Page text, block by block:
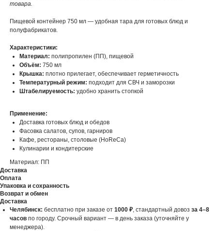
товара.
Пищевой контейнер 750 мл — удобная тара для готовых блюд и
полуфабрикатов.
Характеристики:
Материал: полипропилен (ПП), пищевой
Объём: 750 мл
Крышка: плотно прилегает, обеспечивает герметичность
Температурный режим: подходит для СВЧ и заморозки
Штабелируемость: удобно хранить стопкой
Применение:
Доставка готовых блюд и обедов
Фасовка салатов, супов, гарниров
Кафе, рестораны, столовые (HoReCa)
Кулинарии и кондитерские
Материал: ПП
Доставка
Оплата
Упаковка и сохранность
Возврат и обмен
Доставка
Челябинск: бесплатно при заказе от 1000 ₽, стандартный довоз за 4–8
часов по городу. Срочный вариант — в день заказа (уточняйте у
менеджера).